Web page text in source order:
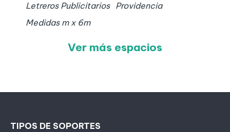
Letreros Publicitarios
Providencia
Medidas m x 6m
Ver más espacios
TIPOS DE SOPORTES